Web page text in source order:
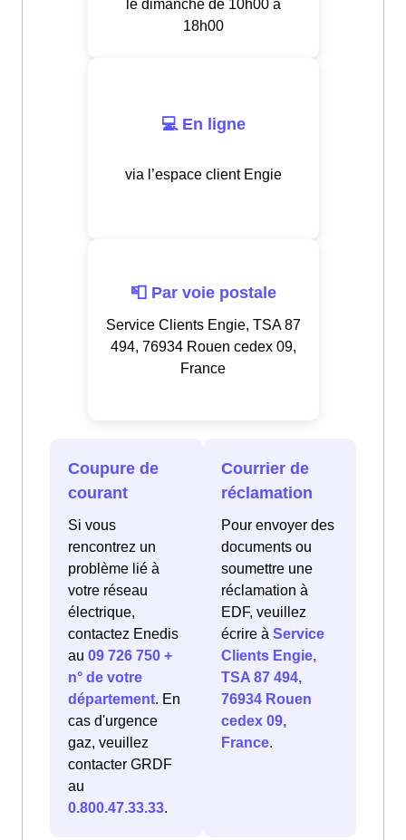
le dimanche de 10h00 à
18h00
💻 En ligne
via l’espace client Engie
📮 Par voie postale
Service Clients Engie, TSA 87
494, 76934 Rouen cedex 09,
France
Coupure de
courant
Si vous
rencontrez un
problème lié à
votre réseau
électrique,
contactez Enedis
au 09 726 750 +
n° de votre
département. En
cas d'urgence
gaz, veuillez
contacter GRDF
au
0.800.47.33.33.
Courrier de
réclamation
Pour envoyer des
documents ou
soumettre une
réclamation à
EDF, veuillez
écrire à Service
Clients Engie,
TSA 87 494,
76934 Rouen
cedex 09,
France.